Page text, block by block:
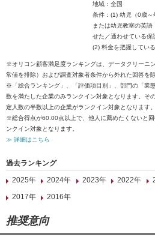
地域：全国
条件：(1) 幼児（0歳～
または幼児教室の英
せた／通わせている保
(2) 料金を把握している
※オリコン顧客満足度ランキングは、データクリーニ
常値を排除）および調査対象者条件から外れた回答を
※「総合ランキング」、「評価項目別」、部門の「業
数を満たした企業のみランクイン対象となります。そ
定人数の半数以上の企業がランクイン対象となります。
※総合得点が60.00点以上で、他人に薦めたくないと
ンクイン対象となります。
≫ 詳細はこちら
過去ランキング
2025年
2024年 2023年 2022年
2017年
2016年
推奨意向